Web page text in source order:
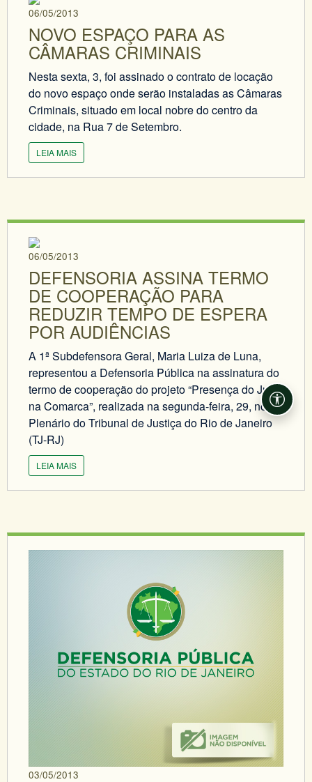
06/05/2013
NOVO ESPAÇO PARA AS
CÂMARAS CRIMINAIS
Nesta sexta, 3, foi assinado o contrato de locação
do novo espaço onde serão instaladas as Câmaras
Criminais, situado em local nobre do centro da
cidade, na Rua 7 de Setembro.
LEIA MAIS
06/05/2013
DEFENSORIA ASSINA TERMO
DE COOPERAÇÃO PARA
REDUZIR TEMPO DE ESPERA
POR AUDIÊNCIAS
A 1ª Subdefensora Geral, Maria Luiza de Luna,
representou a Defensoria Pública na assinatura do
termo de cooperação do projeto “Presença do Juiz
na Comarca”, realizada na segunda-feira, 29, no
Plenário do Tribunal de Justiça do Rio de Janeiro
(TJ-RJ)
LEIA MAIS
03/05/2013